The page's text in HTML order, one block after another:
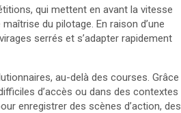
qui mettent en avant la vitesse
du pilotage. En raison d’une
serrés et s’adapter rapidement
au-delà des courses. Grâce
d’accès ou dans des contextes
enregistrer des scènes d’action, des